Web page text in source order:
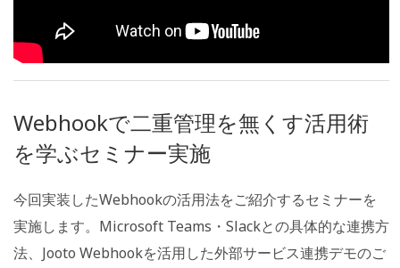
Webhookで二重管理を無くす活用術
を学ぶセミナー実施
今回実装したWebhookの活用法をご紹介するセミナーを
実施します。Microsoft Teams・Slackとの具体的な連携方
法、Jooto Webhookを活用した外部サービス連携デモのご